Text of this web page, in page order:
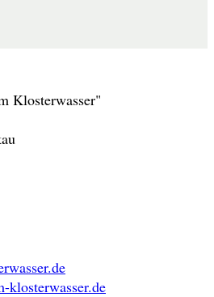
Klosterwasser"
klosterwasser.de